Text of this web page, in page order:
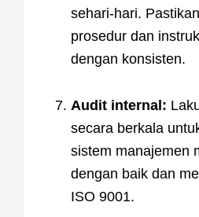
sehari-hari.
prosedur dan
dengan konsisten.
Audit internal:
secara berkala
sistem manajemen
dengan baik dan
ISO 9001.